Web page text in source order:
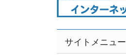
サイトメニュー